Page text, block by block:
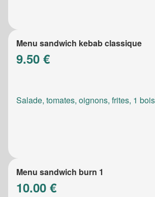
Menu sandwich kebab classique
9.50 €
Salade, tomates, oignons, frites, 1
Menu sandwich burn 1
10.00 €